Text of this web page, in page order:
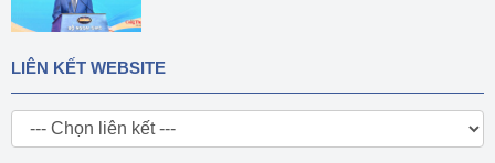
LIÊN KẾT WEBSITE